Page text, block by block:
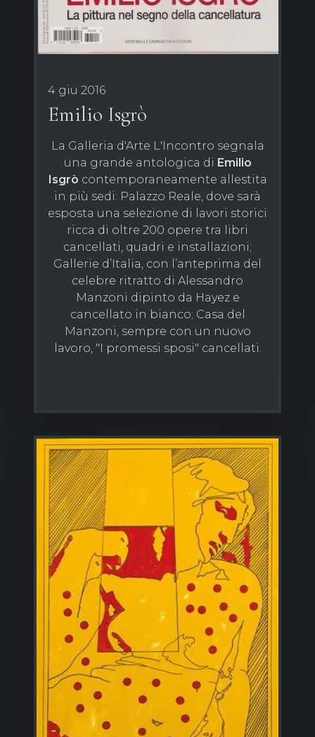
4 giu 2016
Emilio Isgrò
La Galleria d'Arte L'Incontro segnala
una grande antologica di Emilio
Isgrò contemporaneamente allestita
in più sedi: Palazzo Reale, dove sarà
esposta una selezione di lavori storici
ricca di oltre 200 opere tra libri
cancellati, quadri e installazioni;
Gallerie d’Italia, con l’anteprima del
celebre ritratto di Alessandro
Manzoni dipinto da Hayez e
cancellato in bianco; Casa del
Manzoni, sempre con un nuovo
lavoro, "I promessi sposi" cancellati.